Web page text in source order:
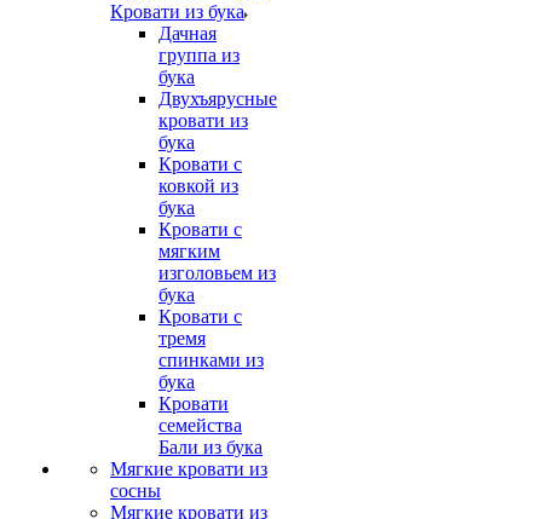
Кровати из бука
Дачная
группа из
бука
Двухъярусные
кровати из
бука
Кровати с
ковкой из
бука
Кровати с
мягким
изголовьем из
бука
Кровати с
тремя
спинками из
бука
Кровати
семейства
Бали из бука
Мягкие кровати из
сосны
Мягкие кровати из